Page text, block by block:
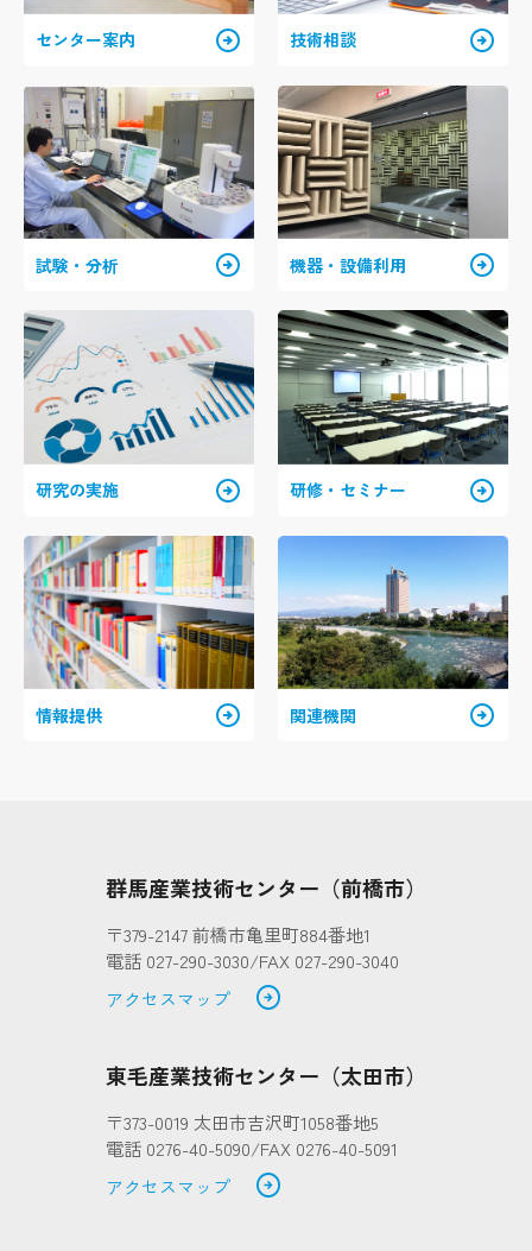
センター案内 arrow_circle_right 技術相談 arrow_circle_right
試験・分析 arrow_circle_right 機器・設備利用 arrow_circle_right
研究の実施 arrow_circle_right 研修・セミナー arrow_circle_right
情報提供 arrow_circle_right 関連機関 arrow_circle_right
群馬産業技術センター（前橋市）
〒379-2147 前橋市亀里町884番地1
電話 027-290-3030/FAX 027-290-3040
アクセスマップ
arrow_circle_right
東毛産業技術センター（太田市）
〒373-0019 太田市吉沢町1058番地5
電話 0276-40-5090/FAX 0276-40-5091
アクセスマップ
arrow_circle_right